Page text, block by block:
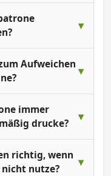
Aufweichen
immer
drucke?
richtig, wenn
nutze?